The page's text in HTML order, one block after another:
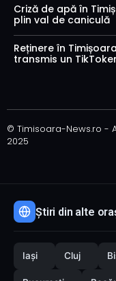
Criză de apă în
plin val de caniculă
Reținere în
transmis un
© Timisoara-News.ro -
2025
Știri din alte
Iași Cluj